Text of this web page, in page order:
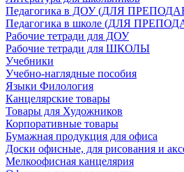
Педагогика в ДОУ (ДЛЯ
Педагогика в школе (ДЛЯ
Рабочие тетради для ДОУ
Рабочие тетради для ШКОЛЫ
Учебники
Учебно-наглядные пособия
Языки Филология
Канцелярские товары
Товары для Художников
Корпоративные товары
Бумажная продукция для офиса
Доски офисные, для рисования и
Мелкоофисная канцелярия